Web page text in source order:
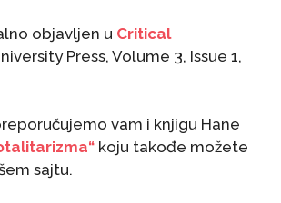
objavljen u Critical
Press, Volume 3, Issue 1,
vam i knjigu Hane
koju takođe možete
sajtu.